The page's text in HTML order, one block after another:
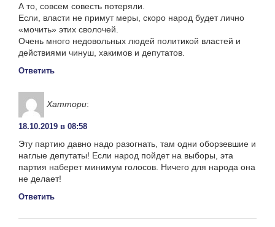
А то, совсем совесть потеряли.
Если, власти не примут меры, скоро народ будет лично
«мочить» этих сволочей.
Очень много недовольных людей политикой властей и
действиями чинуш, хакимов и депутатов.
Ответить
Хаттори:
18.10.2019 в 08:58
Эту партию давно надо разогнать, там одни оборзевшие и
наглые депутаты! Если народ пойдет на выборы, эта
партия наберет минимум голосов. Ничего для народа она
не делает!
Ответить